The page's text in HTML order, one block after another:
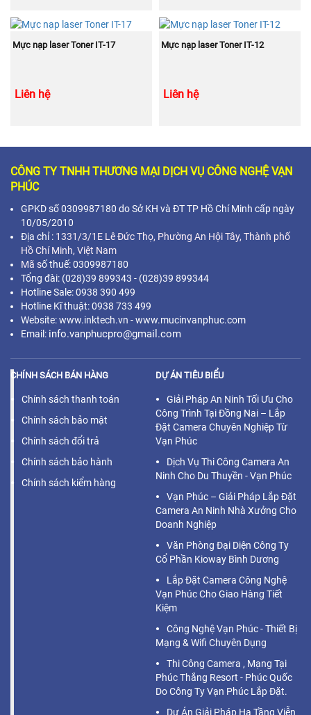
BÁN
CHẠY
MUA NGAY
Mực nạp laser Toner IT-17
Liên hệ
BÁN
CHẠY
MUA NGAY
Mực nạp laser Toner IT-12
Liên hệ
CÔNG TY TNHH THƯƠNG MẠI DỊCH VỤ CÔNG NGHỆ VẠN
PHÚC
GPKD số 0309987180 do Sở KH và ĐT TP Hồ Chí Minh cấp ngày
10/05/2010
Địa chỉ : 1331/3/1E Lê Đức Thọ, Phường An Hội Tây, Thành phố
Hồ Chí Minh, Việt Nam
Mã số thuế: 0309987180
Tổng đài: (028)39 899343 - (028)39 899344
Hotline Sale: 0938 390 499
Hotline Kĩ thuật: 0938 733 499
Website: www.inktech.vn - www.mucinvanphuc.com
Email: info.vanphucpro@gmail.com
CHÍNH SÁCH BÁN HÀNG
Chính sách thanh toán
Chính sách bảo mật
Chính sách đổi trả
Chính sách bảo hành
Chính sách kiểm hàng
DỰ ÁN TIÊU BIỂU
Giải Pháp An Ninh Tối Ưu Cho
Công Trình Tại Đồng Nai – Lắp
Đặt Camera Chuyên Nghiệp Từ
Vạn Phúc
Dịch Vụ Thi Công Camera An
Ninh Cho Du Thuyền - Vạn Phúc
Vạn Phúc – Giải Pháp Lắp Đặt
Camera An Ninh Nhà Xưởng Cho
Doanh Nghiệp
Văn Phòng Đại Diện Công Ty
Cổ Phần Kioway Bình Dương
Lắp Đặt Camera Công Nghệ
Vạn Phúc Cho Giao Hàng Tiết
Kiệm
Công Nghệ Vạn Phúc - Thiết Bị
Mạng & Wifi Chuyên Dụng
Thi Công Camera , Mạng Tại
Phúc Thắng Resort - Phúc Quốc
Do Công Ty Vạn Phúc Lắp Đặt.
Dự Án Giải Pháp Hạ Tầng Viễn